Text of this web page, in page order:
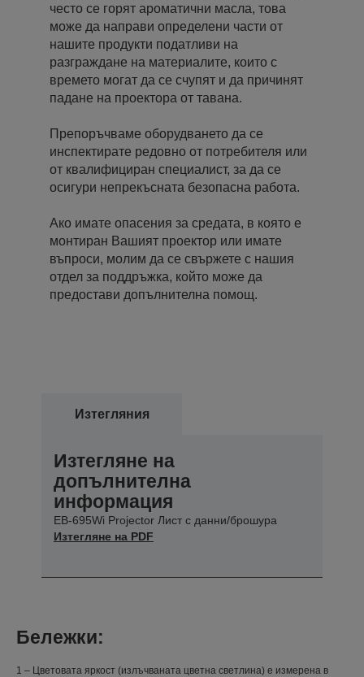
често се горят ароматични масла, това
може да направи определени части от
нашите продукти податливи на
разграждане на материалите, които с
времето могат да се счупят и да причинят
падане на проектора от тавана.
Препоръчваме оборудването да се
инспектирате редовно от потребителя или
от квалифициран специалист, за да се
осигури непрекъсната безопасна работа.
Ако имате опасения за средата, в която е
монтиран Вашият проектор или имате
въпроси, молим да се свържете с нашия
отдел за поддръжка, който може да
предостави допълнителна помощ.
Изтегляния
Изтегляне на
допълнителна
информация
EB-695Wi Projector Лист с данни/брошура
Изтегляне на PDF
Бележки:
1 – Цветовата яркост (излъчваната цветна светлина) е измерена в